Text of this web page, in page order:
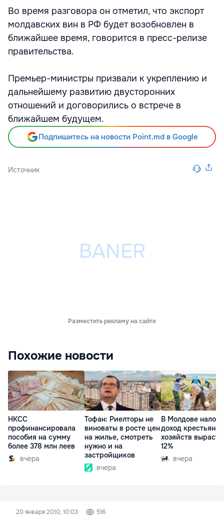
Во время разговора он отметил, что экспорт
молдавских вин в РФ будет возобновлен в
ближайшее время, говорится в пресс-релизе
правительства.
Премьер-министры призвали к укреплению и
дальнейшему развитию двусторонних
отношений и договорились о встрече в
ближайшем будущем.
Подпишитесь на новости Point.md в Google
Источник
Разместить рекламу на сайте
Похожие новости
НКСС
профинансировала
пособия на сумму
более 378 млн леев
вчера
Тофан: Риелторы не
виноваты в росте цен
на жилье, смотреть
нужно и на
застройщиков
вчера
В Молдове налог
доход
хозяйств
12%
вчера
20 января 2010, 10:03 516